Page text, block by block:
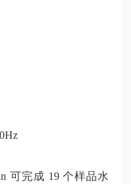
可完成 19 个样品水